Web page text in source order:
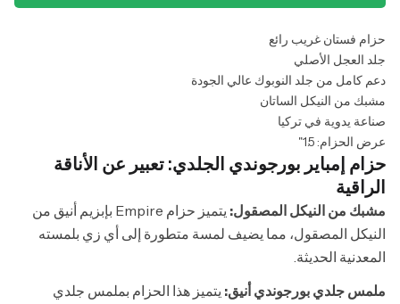
حزام فستان غريب رائع
جلد العجل الأصلي
دعم كامل من جلد النوبوك عالي الجودة
مشبك من النيكل الساتان
صناعة يدوية في تركيا
عرض الحزام: 1.5"
حزام إمباير بورجوندي الجلدي: تعبير عن الأناقة
الراقية
مشبك من النيكل المصقول:
يتميز حزام Empire بإبزيم أنيق من
النيكل المصقول، مما يضيف لمسة متطورة إلى أي زي بلمسته
المعدنية الحديثة.
ملمس جلدي بورجوندي أنيق: يتميز هذا الحزام بملمس جلدي